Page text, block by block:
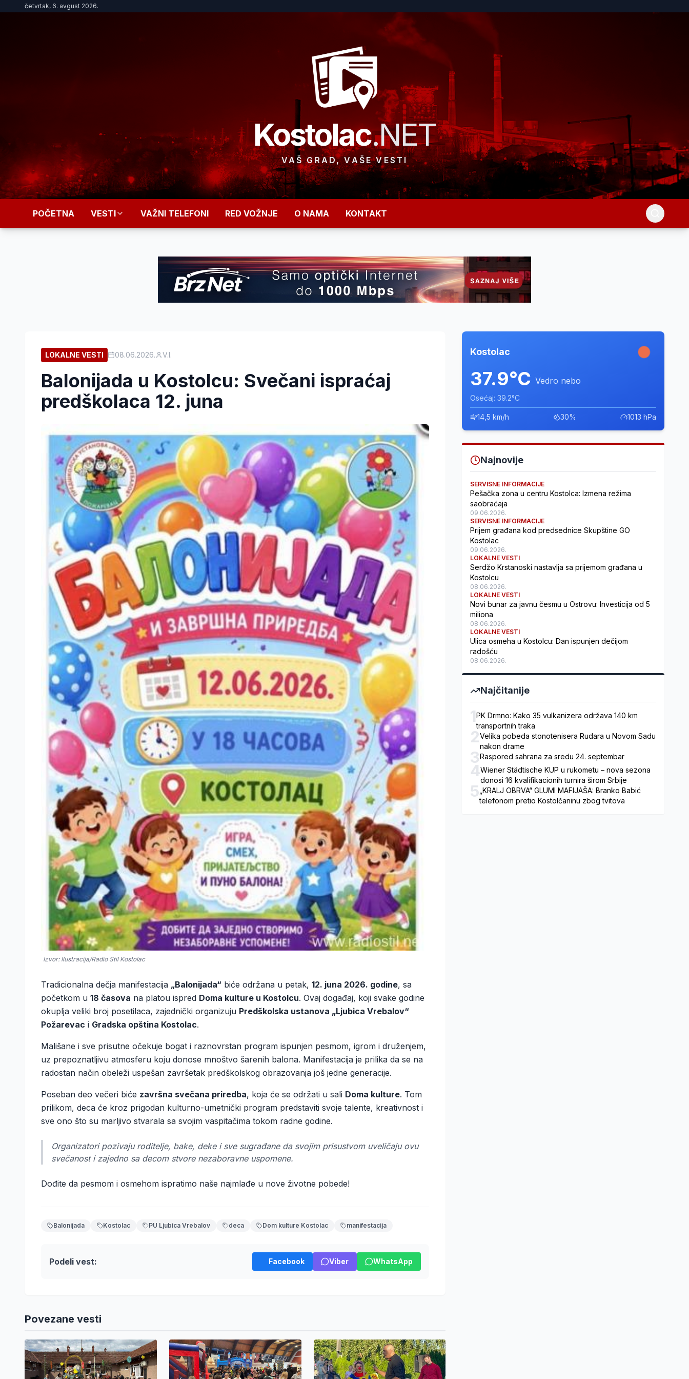
četvrtak, 6. avgust 2026.
Kostolac.NET
VAŠ GRAD, VAŠE VESTI
POČETNA VESTI VAŽNI TELEFONI RED VOŽNJE O NAMA KONTAKT
LOKALNE VESTI 08.06.2026. V.I.
Balonijada u Kostolcu: Svečani ispraćaj
predškolaca 12. juna
Izvor: Ilustracija/Radio Stil Kostolac
Tradicionalna dečja manifestacija „Balonijada“ biće održana u petak, 12. juna 2026. godine, sa
početkom u 18 časova na platou ispred Doma kulture u Kostolcu. Ovaj događaj, koji svake godine
okuplja veliki broj posetilaca, zajednički organizuju Predškolska ustanova „Ljubica Vrebalov“
Požarevac i Gradska opština Kostolac.
Mališane i sve prisutne očekuje bogat i raznovrstan program ispunjen pesmom, igrom i druženjem,
uz prepoznatljivu atmosferu koju donose mnoštvo šarenih balona. Manifestacija je prilika da se na
radostan način obeleži uspešan završetak predškolskog obrazovanja još jedne generacije.
Poseban deo večeri biće završna svečana priredba, koja će se održati u sali Doma kulture. Tom
prilikom, deca će kroz prigodan kulturno-umetnički program predstaviti svoje talente, kreativnost i
sve ono što su marljivo stvarala sa svojim vaspitačima tokom radne godine.
Organizatori pozivaju roditelje, bake, deke i sve sugrađane da svojim prisustvom uveličaju ovu
svečanost i zajedno sa decom stvore nezaboravne uspomene.
Dođite da pesmom i osmehom ispratimo naše najmlađe u nove životne pobede!
Balonijada Kostolac PU Ljubica Vrebalov deca Dom kulture Kostolac manifestacija
Podeli vest: Facebook Viber WhatsApp
Povezane vesti
Kostolac
37.9°C Vedro nebo
Osećaj: 39.2°C
14,5 km/h 30% 1013 hPa
Najnovije
SERVISNE INFORMACIJE
Pešačka zona u centru Kostolca: Izmena režima
saobraćaja
09.06.2026.
SERVISNE INFORMACIJE
Prijem građana kod predsednice Skupštine GO
Kostolac
09.06.2026.
LOKALNE VESTI
Serdžo Krstanoski nastavlja sa prijemom građana u
Kostolcu
08.06.2026.
LOKALNE VESTI
Novi bunar za javnu česmu u Ostrovu: Investicija od 5
miliona
08.06.2026.
LOKALNE VESTI
Ulica osmeha u Kostolcu: Dan ispunjen dečijom
radošću
08.06.2026.
Najčitanije
1PK Drmno: Kako 35 vulkanizera održava 140 km
transportnih traka
2Velika pobeda stonotenisera Rudara u Novom Sadu
nakon drame
3Raspored sahrana za sredu 24. septembar
4Wiener Städtische KUP u rukometu – nova sezona
donosi 16 kvalifikacionih turnira širom Srbije
5 „KRALJ OBRVA“ GLUMI MAFIJAŠA: Branko Babić
telefonom pretio Kostolčaninu zbog tvitova